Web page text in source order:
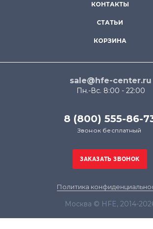
КОНТАКТЫ
СТАТЬИ
КОРЗИНА
sale@hfe-center.ru
Пн.-Вс. 8:00 - 22:00
8 (800) 555-86-
Звонок бесплатный
Политика
Москва © HFE, 2014-